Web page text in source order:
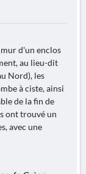
d'un enclos
au lieu-dit
Nord), les
à ciste, ainsi
de la fin de
ont trouvé un
avec une